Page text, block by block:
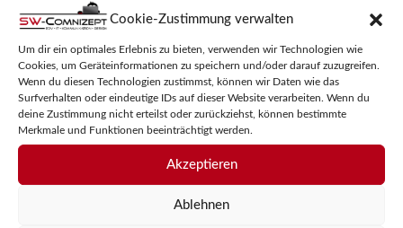
Cookie-Zustimmung verwalten
Um dir ein optimales Erlebnis zu bieten, verwenden wir Technologien wie
Cookies, um Geräteinformationen zu speichern und/oder darauf zuzugreifen.
Wenn du diesen Technologien zustimmst, können wir Daten wie das
Surfverhalten oder eindeutige IDs auf dieser Website verarbeiten. Wenn du
deine Zustimmung nicht erteilst oder zurückziehst, können bestimmte
Merkmale und Funktionen beeinträchtigt werden.
Akzeptieren
Ablehnen
INLINE TISCHBEIN-KLEMME FÜR
0
v
o
n
18,95€
inkl. MwSt.